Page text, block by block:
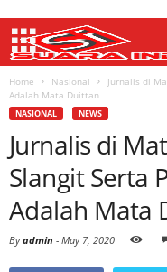
Home Nasional
Jurnalis di
Adalah Mata Duittan
NASIONAL NEWS
Jurnalis di
Slangit Serta
Adalah Mata
Byadmin - May 7, 2020